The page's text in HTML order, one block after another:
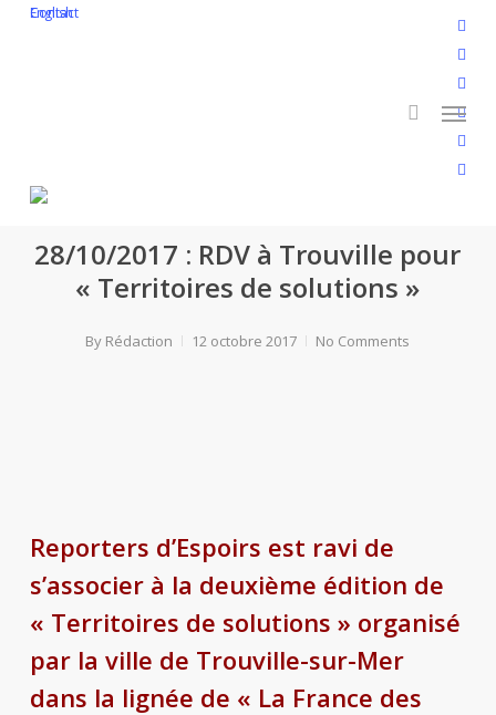
flickr
English
Contact
search
Menu
28/10/2017 : RDV à Trouville pour
« Territoires de solutions »
By Rédaction 12 octobre 2017 No Comments
Reporters d’Espoirs est ravi de
s’associer à la deuxième édition de
« Territoires de solutions » organisé
par la ville de Trouville-sur-Mer
dans la lignée de « La France des